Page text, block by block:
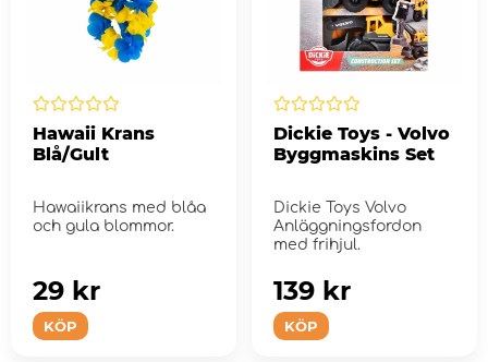
Hawaii Krans
Blå/Gult
Hawaiikrans med blåa
och gula blommor.
KÖP
29 kr
Dickie Toys - Volvo
Byggmaskins Set
Dickie Toys Volvo
Anläggningsfordon
med frihjul.
KÖP
139 kr